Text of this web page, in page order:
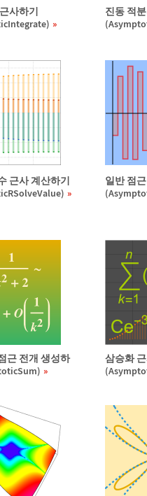
사하기
진동 적
근사 계산하기
일반 점
근 전개 생성하
삼승화